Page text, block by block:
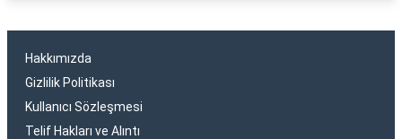
Hakkımızda
Gizlilik Politikası
Kullanıcı Sözleşmesi
Telif Hakları ve Alıntı